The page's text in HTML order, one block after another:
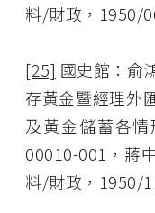
料/財政，1950/
[25] 國史館：俞
存黃金暨經理外
及黃金儲蓄各
00010-001，蔣
料/財政，1950/